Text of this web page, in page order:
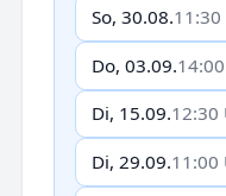
So, 30.08.
Do, 03.09.
Di, 15.09.12:30
Di, 29.09.11:00